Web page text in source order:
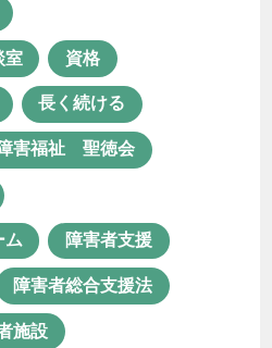
障害者総合支援法
施設
検索
室 資格
長く続ける
害福祉 聖徳会
ム 障害者支援
障害者総合支援法
施設